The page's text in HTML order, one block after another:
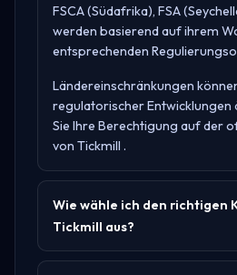
FSCA (Südafrika), FSA
werden basierend auf ihrem
entsprechenden
Ländereinschränkungen
regulatorischer Entwicklungen
Sie Ihre Berechtigung auf der
von Tickmill .
Wie wähle ich den richtigen
Tickmill aus?